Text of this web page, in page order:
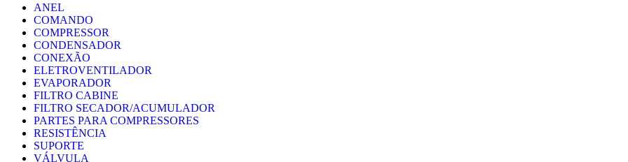
ANEL
COMANDO
COMPRESSOR
CONDENSADOR
CONEXÃO
ELETROVENTILADOR
EVAPORADOR
FILTRO CABINE
FILTRO SECADOR/ACUMULADOR
PARTES PARA COMPRESSORES
RESISTÊNCIA
SUPORTE
VÁLVULA